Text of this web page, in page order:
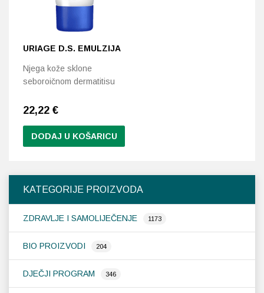
KATEGORIJE PROIZVODA
ZDRAVLJE I SAMOLIJEČENJE 1173
BIO PROIZVODI 204
DJEČJI PROGRAM 346
URIAGE D.S. EMULZIJA
Njega kože sklone
seboroičnom dermatitisu
22,22 €
DODAJ U KOŠARICU